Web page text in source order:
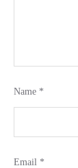
Name *
Email *